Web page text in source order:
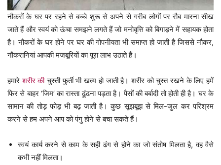
नौकरों के घर पर रहने से बच्चे शुरू से अपने से गरीब लोगों पर रौब मारना सीख
जाते हैं और स्वयं को ऊंचा समझने लगते हैं जो मनोवृत्ति को बिगाड़ने में सहायक होता
है। नौकरों के घर होने पर घर की गोपनीयता भी समाप्त हो जाती है जिससे नौकर,
नौकरानियां आपकी मजबूरियों का पूरा लाभ उठाते हैं।
हमारेशरीर कीचुस्ती फुर्ती भी खत्म हो जाती है। शरीर को चुस्त रखने के लिए हमें
फिर से बाहर ‘जिम’ का रास्ता ढूंढना पड़ता है। पैसों की बर्बादी तो होती ही है। घर के
सामान की तोड़ फोड़ भी बढ़ जाती है। कुछ सूझबूझ से मिल-जुल कर परिश्रम
करने से हम अपने आप को पंगु होने से बचा सकते हैं।
स्वयं कार्य करने से काम के सही ढंग से होने का जो संतोष मिलता है, वह वैसे
कभी नहीं मिलता।